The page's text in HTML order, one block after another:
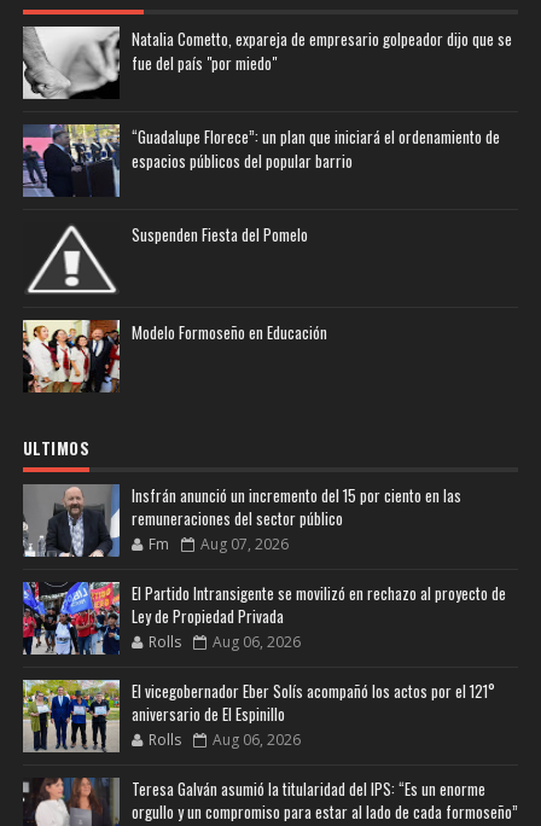
Natalia Cometto, expareja de empresario golpeador dijo que se
fue del país "por miedo"
“Guadalupe Florece”: un plan que iniciará el ordenamiento de
espacios públicos del popular barrio
Suspenden Fiesta del Pomelo
Modelo Formoseño en Educación
ULTIMOS
Insfrán anunció un incremento del 15 por ciento en las
remuneraciones del sector público
Fm Aug 07, 2026
El Partido Intransigente se movilizó en rechazo al proyecto de
Ley de Propiedad Privada
Rolls Aug 06, 2026
El vicegobernador Eber Solís acompañó los actos por el 121°
aniversario de El Espinillo
Rolls Aug 06, 2026
Teresa Galván asumió la titularidad del IPS: “Es un enorme
orgullo y un compromiso para estar al lado de cada formoseño”